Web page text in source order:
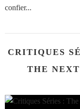
confier...
CRITIQUES
THE